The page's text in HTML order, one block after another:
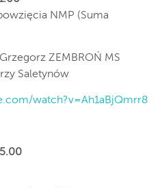
NMP (Suma
ZEMBROŃ MS
Saletynów
watch?v=Ah1aBjQmrr8